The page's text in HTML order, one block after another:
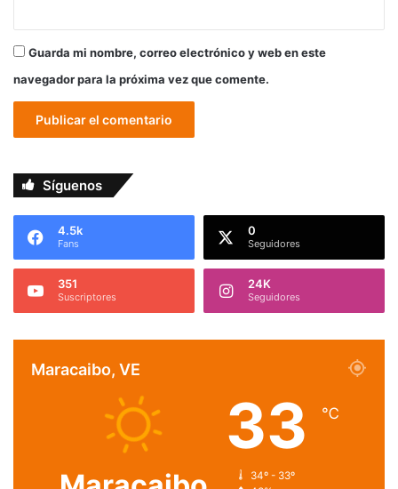
Guarda mi nombre, correo electrónico y web en este
navegador para la próxima vez que comente.
Síguenos
4.5k
Fans
0
Seguidores
351
Suscriptores
24K
Seguidores
Maracaibo, VE
33 ℃
34º - 33º